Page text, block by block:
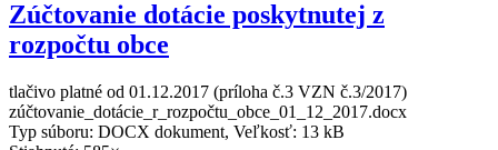
Zúčtovanie dotácie poskytnutej z
rozpočtu obce
tlačivo platné od 01.12.2017 (príloha č.3 VZN č.3/2017)
zúčtovanie_dotácie_r_rozpočtu_obce_01_12_2017.docx
Typ súboru: DOCX dokument, Veľkosť: 13 kB